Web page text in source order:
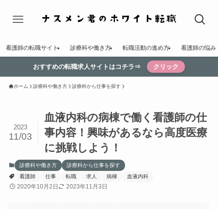
看護師の転職サイト 診療科や働き方 転職活動の進め方 看護師の悩み
おすすめの転職求人サイトはコチラ⇒ クリック
ホーム 診療科や働き方 診療科から仕事を探す
血液内科の病棟で働く看護師の仕
事内容！興味があるなら高度医療
に挑戦しよう！
2023
11/03
診療科や働き方
診療科から仕事を探す
看護師
仕事 転職 求人 病棟 血液内科
2020年10月2日 2023年11月3日